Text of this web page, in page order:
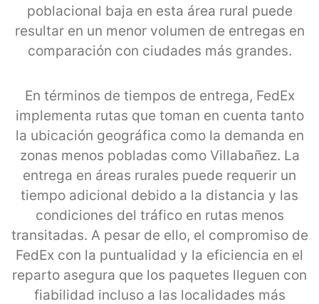
poblacional baja en esta área rural puede
resultar en un menor volumen de entregas en
comparación con ciudades más grandes.
En términos de tiempos de entrega, FedEx
implementa rutas que toman en cuenta tanto
la ubicación geográfica como la demanda en
zonas menos pobladas como Villabañez. La
entrega en áreas rurales puede requerir un
tiempo adicional debido a la distancia y las
condiciones del tráfico en rutas menos
transitadas. A pesar de ello, el compromiso de
FedEx con la puntualidad y la eficiencia en el
reparto asegura que los paquetes lleguen con
fiabilidad incluso a las localidades más